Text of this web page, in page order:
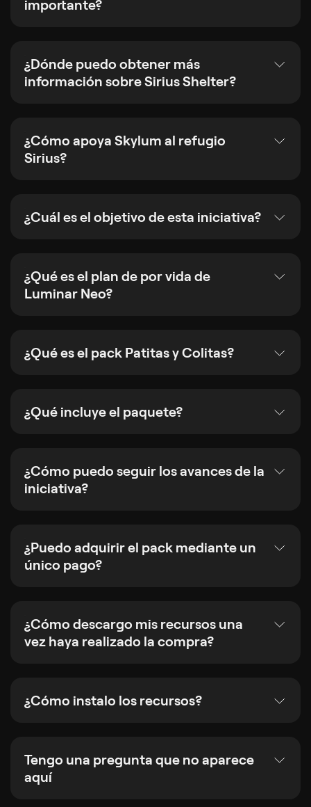
importante?
¿Dónde puedo obtener más
información sobre Sirius Shelter?
¿Cómo apoya Skylum al refugio
Sirius?
¿Cuál es el objetivo de esta iniciativa?
¿Qué es el plan de por vida de
Luminar Neo?
¿Qué es el pack Patitas y Colitas?
¿Qué incluye el paquete?
¿Cómo puedo seguir los avances de la
iniciativa?
¿Puedo adquirir el pack mediante un
único pago?
¿Cómo descargo mis recursos una
vez haya realizado la compra?
¿Cómo instalo los recursos?
Tengo una pregunta que no aparece
aquí